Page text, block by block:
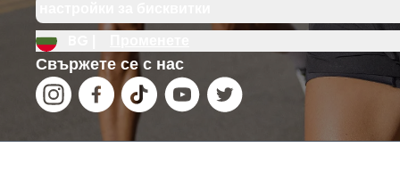
Свържете се с нас